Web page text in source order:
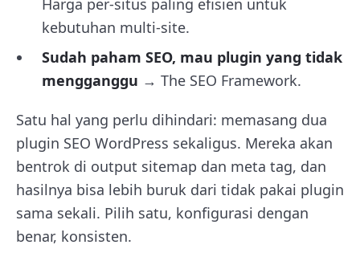
Harga per-situs paling efisien untuk
kebutuhan multi-site.
Sudah paham SEO, mau plugin yang tidak
mengganggu → The SEO Framework.
Satu hal yang perlu dihindari: memasang dua
plugin SEO WordPress sekaligus. Mereka akan
bentrok di output sitemap dan meta tag, dan
hasilnya bisa lebih buruk dari tidak pakai plugin
sama sekali. Pilih satu, konfigurasi dengan
benar, konsisten.